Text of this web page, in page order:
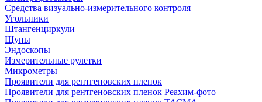
Средства визуально-измерительного контроля
Угольники
Штангенциркули
Щупы
Эндоскопы
Измерительные рулетки
Микрометры
Проявители для рентгеновских пленок
Проявители для рентгеновских пленок Реахим-фото